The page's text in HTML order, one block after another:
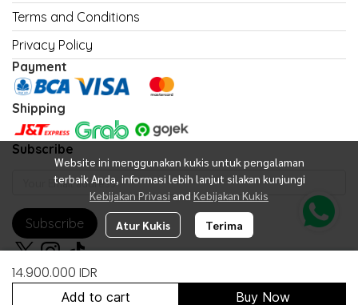
14.900.000 IDR
Add to cart Buy Now
Website ini menggunakan kukis untuk pengalaman
terbaik Anda, informasi lebih lanjut silakan kunjungi
Kebijakan Privasi and Kebijakan Kukis
Atur Kukis Terima
Terms and Conditions
Privacy Policy
Payment
Shipping
Subscribe
Subscribe
Copyright 2026 | All Rights Reserved | Powered by United Fan Shop